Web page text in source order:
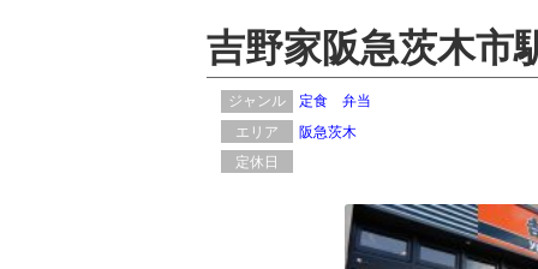
吉野家阪急茨木市
ジャンル 定食
弁当
エリア
阪急茨木
定休日